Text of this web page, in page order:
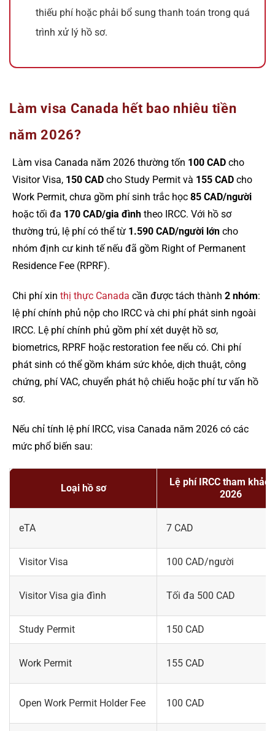
thiếu phí hoặc phải bổ sung thanh toán trong quá
trình xử lý hồ sơ.
Làm visa Canada hết bao nhiêu tiền
năm 2026?
Làm visa Canada năm 2026 thường tốn 100 CAD cho
Visitor Visa, 150 CAD cho Study Permit và 155 CAD cho
Work Permit, chưa gồm phí sinh trắc học 85 CAD/người
hoặc tối đa 170 CAD/gia đình theo IRCC. Với hồ sơ
thường trú, lệ phí có thể từ 1.590 CAD/người lớn cho
nhóm định cư kinh tế nếu đã gồm Right of Permanent
Residence Fee (RPRF).
Chi phí xin thị thực Canada cần được tách thành 2 nhóm:
lệ phí chính phủ nộp cho IRCC và chi phí phát sinh ngoài
IRCC. Lệ phí chính phủ gồm phí xét duyệt hồ sơ,
biometrics, RPRF hoặc restoration fee nếu có. Chi phí
phát sinh có thể gồm khám sức khỏe, dịch thuật, công
chứng, phí VAC, chuyển phát hộ chiếu hoặc phí tư vấn hồ
sơ.
Nếu chỉ tính lệ phí IRCC, visa Canada năm 2026 có các
mức phổ biến sau:
Loại hồ sơ
Lệ phí IRCC tham khảo
2026
eTA 7 CAD
Visitor Visa 100 CAD/người
Visitor Visa gia đình Tối đa 500 CAD
Study Permit 150 CAD
Work Permit 155 CAD
Open Work Permit Holder Fee 100 CAD